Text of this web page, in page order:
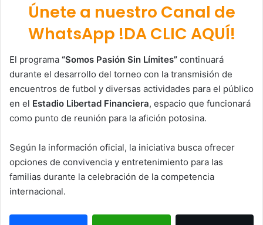
Únete a nuestro Canal de
WhatsApp !DA CLIC AQUÍ!
El programa “Somos Pasión Sin Límites” continuará
durante el desarrollo del torneo con la transmisión de
encuentros de futbol y diversas actividades para el público
en el Estadio Libertad Financiera, espacio que funcionará
como punto de reunión para la afición potosina.
Según la información oficial, la iniciativa busca ofrecer
opciones de convivencia y entretenimiento para las
familias durante la celebración de la competencia
internacional.